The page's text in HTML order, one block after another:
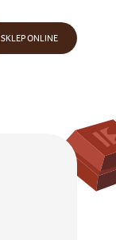
SKLEP ONLINE